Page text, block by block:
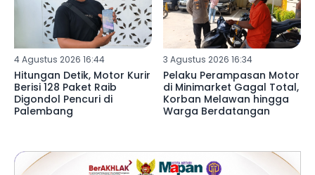
4 Agustus 2026 16:44
Hitungan Detik, Motor Kurir
Berisi 128 Paket Raib
Digondol Pencuri di
Palembang
3 Agustus 2026 16:34
Pelaku Perampasan Motor
di Minimarket Gagal Total,
Korban Melawan hingga
Warga Berdatangan